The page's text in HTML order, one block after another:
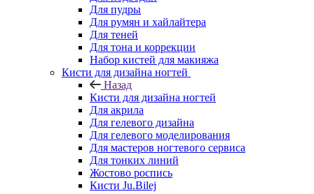
Для пудры
Для румян и хайлайтера
Для теней
Для тона и коррекции
Набор кистей для макияжа
Кисти для дизайна ногтей
Назад
Кисти для дизайна ногтей
Для акрила
Для гелевого дизайна
Для гелевого моделирования
Для мастеров ногтевого сервиса
Для тонких линий
Жостово роспись
Кисти Ju.Bilej